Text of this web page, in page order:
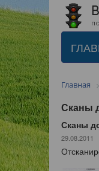
Главная
Сканы
Сканы
29.08.2011